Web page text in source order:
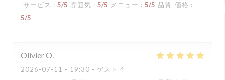
サービス : 5/5 雰囲気 : 5/5 メニュー : 5/5 品質-価格 :
5/5
OlivierO
2026-07-11 - 19:30 - ゲスト 4